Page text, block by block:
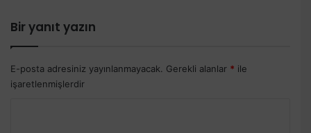
Bir yanıt yazın
E-posta adresiniz yayınlanmayacak. Gerekli alanlar * ile
işaretlenmişlerdir